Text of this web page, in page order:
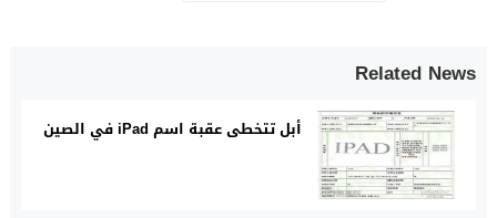
Related News
أبل تتخطى عقبة اسم iPad في الصين